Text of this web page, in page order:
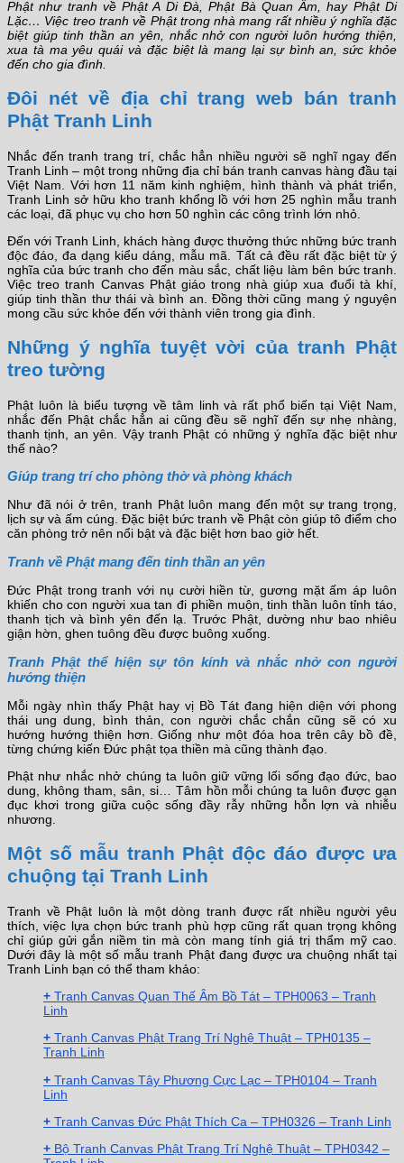
Phật như tranh về Phật A Di Đà, Phật Bà Quan Âm, hay Phật Di
Lặc… Việc treo tranh về Phật trong nhà mang rất nhiều ý nghĩa đặc
biệt giúp tinh thần an yên, nhắc nhở con người luôn hướng thiện,
xua tà ma yêu quái và đặc biệt là mang lại sự bình an, sức khỏe
đến cho gia đình.
Đôi nét về địa chỉ trang web bán tranh
Phật Tranh Linh
Nhắc đến tranh trang trí, chắc hẳn nhiều người sẽ nghĩ ngay đến
Tranh Linh – một trong những địa chỉ bán tranh canvas hàng đầu tại
Việt Nam. Với hơn 11 năm kinh nghiệm, hình thành và phát triển,
Tranh Linh sở hữu kho tranh khổng lồ với hơn 25 nghìn mẫu tranh
các loại, đã phục vụ cho hơn 50 nghìn các công trình lớn nhỏ.
Đến với Tranh Linh, khách hàng được thưởng thức những bức tranh
độc đáo, đa dạng kiểu dáng, mẫu mã. Tất cả đều rất đặc biệt từ ý
nghĩa của bức tranh cho đến màu sắc, chất liệu làm bên bức tranh.
Việc treo tranh Canvas Phật giáo trong nhà giúp xua đuổi tà khí,
giúp tinh thần thư thái và bình an. Đồng thời cũng mang ý nguyện
mong cầu sức khỏe đến với thành viên trong gia đình.
Những ý nghĩa tuyệt vời của tranh Phật
treo tường
Phật luôn là biểu tượng về tâm linh và rất phổ biến tại Việt Nam,
nhắc đến Phật chắc hẳn ai cũng đều sẽ nghĩ đến sự nhẹ nhàng,
thanh tịnh, an yên. Vậy tranh Phật có những ý nghĩa đặc biệt như
thế nào?
Giúp trang trí cho phòng thờ và phòng khách
Như đã nói ở trên, tranh Phật luôn mang đến một sự trang trọng,
lịch sự và ấm cúng. Đặc biệt bức tranh về Phật còn giúp tô điểm cho
căn phòng trở nên nổi bật và đặc biệt hơn bao giờ hết.
Tranh về Phật mang đến tinh thần an yên
Đức Phật trong tranh với nụ cười hiền từ, gương mặt ấm áp luôn
khiến cho con người xua tan đi phiền muộn, tinh thần luôn tỉnh táo,
thanh tịch và bình yên đến lạ. Trước Phật, dường như bao nhiêu
giận hờn, ghen tuông đều được buông xuống.
Tranh Phật thể hiện sự tôn kính và nhắc nhở con người
hướng thiện
Mỗi ngày nhìn thấy Phật hay vị Bồ Tát đang hiện diện với phong
thái ung dung, bình thản, con người chắc chắn cũng sẽ có xu
hướng hướng thiện hơn. Giống như một đóa hoa trên cây bồ đề,
từng chứng kiến Đức phật tọa thiền mà cũng thành đạo.
Phật như nhắc nhở chúng ta luôn giữ vững lối sống đạo đức, bao
dung, không tham, sân, si… Tâm hồn mỗi chúng ta luôn được gạn
đục khơi trong giữa cuộc sống đầy rẫy những hỗn lợn và nhiễu
nhương.
Một số mẫu tranh Phật độc đáo được ưa
chuộng tại Tranh Linh
Tranh về Phật luôn là một dòng tranh được rất nhiều người yêu
thích, việc lựa chọn bức tranh phù hợp cũng rất quan trọng không
chỉ giúp gửi gắn niềm tin mà còn mang tính giá trị thẩm mỹ cao.
Dưới đây là một số mẫu tranh Phật đang được ưa chuộng nhất tại
Tranh Linh bạn có thể tham khảo:
+ Tranh Canvas Quan Thế Âm Bồ Tát – TPH0063 – Tranh
Linh
+ Tranh Canvas Phật Trang Trí Nghệ Thuật – TPH0135 –
Tranh Linh
+ Tranh Canvas Tây Phương Cực Lạc – TPH0104 – Tranh
Linh
+ Tranh Canvas Đức Phật Thích Ca – TPH0326 – Tranh Linh
+ Bộ Tranh Canvas Phật Trang Trí Nghệ Thuật – TPH0342 –